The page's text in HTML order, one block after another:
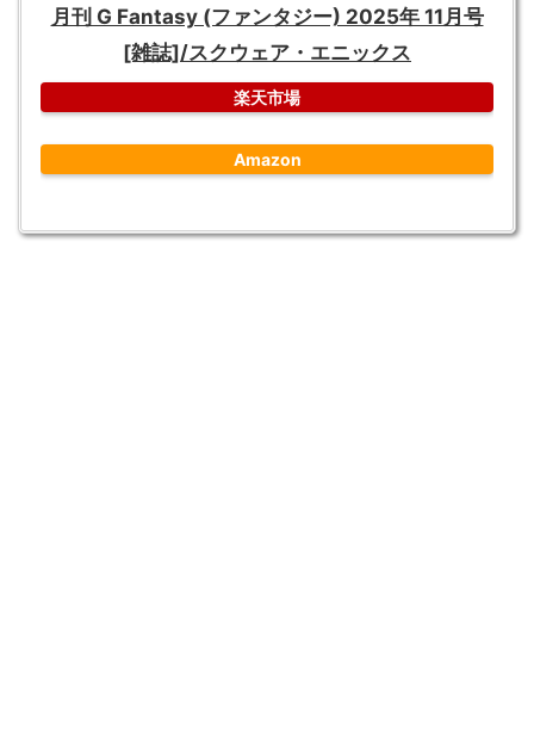
月刊 G Fantasy (ファンタジー) 2025年 11月号
[雑誌]/スクウェア・エニックス
楽天市場
Amazon